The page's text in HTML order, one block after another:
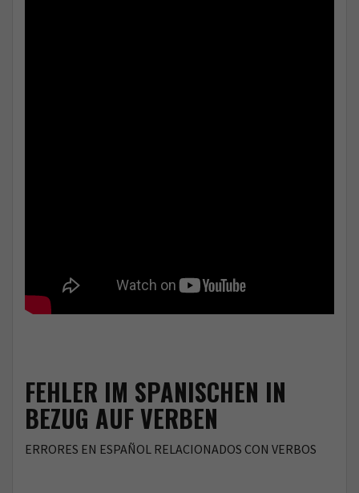
FEHLER IM SPANISCHEN IN
BEZUG AUF VERBEN
ERRORES EN ESPAÑOL RELACIONADOS CON VERBOS